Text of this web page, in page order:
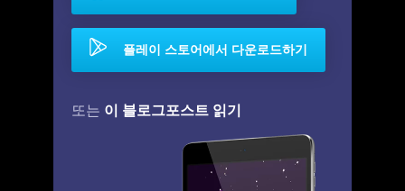
플레이 스토어에서 다운로드하기
또는 이 블로그포스트 읽기